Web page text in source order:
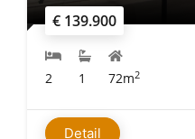
€ 139.900
2 1 72m2
Detail